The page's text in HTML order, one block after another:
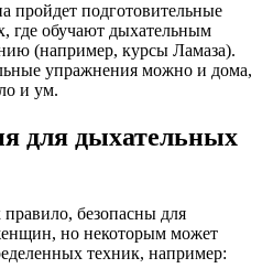
пройдет подготовительные
где обучают дыхательным
(например, курсы Ламаза).
упражнения можно и дома,
и ум.
для дыхательных
безопасны для
но некоторым может
техник, например: